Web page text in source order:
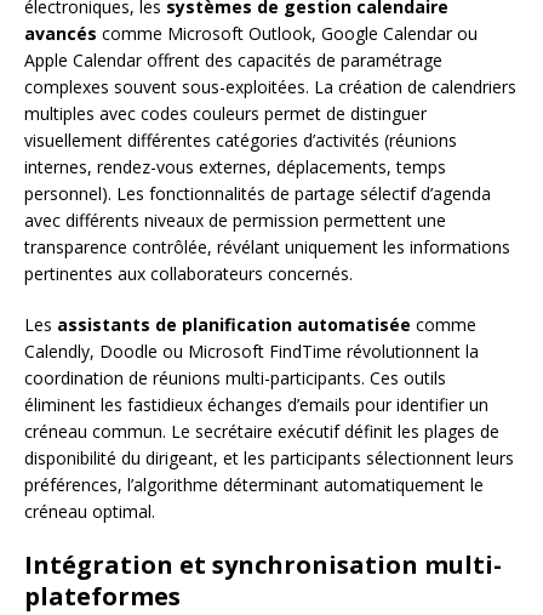
électroniques, les systèmes de gestion calendaire
avancés comme Microsoft Outlook, Google Calendar ou
Apple Calendar offrent des capacités de paramétrage
complexes souvent sous-exploitées. La création de calendriers
multiples avec codes couleurs permet de distinguer
visuellement différentes catégories d’activités (réunions
internes, rendez-vous externes, déplacements, temps
personnel). Les fonctionnalités de partage sélectif d’agenda
avec différents niveaux de permission permettent une
transparence contrôlée, révélant uniquement les informations
pertinentes aux collaborateurs concernés.
Les assistants de planification automatisée comme
Calendly, Doodle ou Microsoft FindTime révolutionnent la
coordination de réunions multi-participants. Ces outils
éliminent les fastidieux échanges d’emails pour identifier un
créneau commun. Le secrétaire exécutif définit les plages de
disponibilité du dirigeant, et les participants sélectionnent leurs
préférences, l’algorithme déterminant automatiquement le
créneau optimal.
Intégration et synchronisation multi-
plateformes